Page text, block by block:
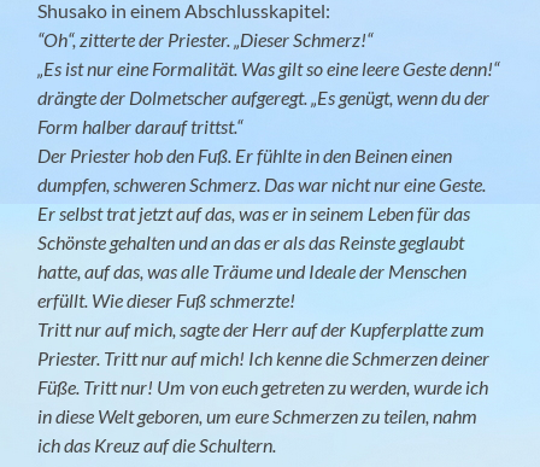
Shusako in einem Abschlusskapitel:
“Oh“, zitterte der Priester. „Dieser Schmerz!“
„Es ist nur eine Formalität. Was gilt so eine leere Geste denn!“
drängte der Dolmetscher aufgeregt. „Es genügt, wenn du der
Form halber darauf trittst.“
Der Priester hob den Fuß. Er fühlte in den Beinen einen
dumpfen, schweren Schmerz. Das war nicht nur eine Geste.
Er selbst trat jetzt auf das, was er in seinem Leben für das
Schönste gehalten und an das er als das Reinste geglaubt
hatte, auf das, was alle Träume und Ideale der Menschen
erfüllt. Wie dieser Fuß schmerzte!
Tritt nur auf mich, sagte der Herr auf der Kupferplatte zum
Priester. Tritt nur auf mich! Ich kenne die Schmerzen deiner
Füße. Tritt nur! Um von euch getreten zu werden, wurde ich
in diese Welt geboren, um eure Schmerzen zu teilen, nahm
ich das Kreuz auf die Schultern.